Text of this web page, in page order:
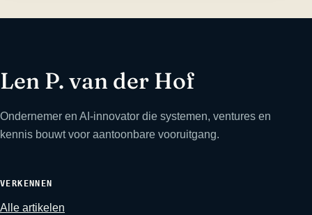
Len P. van der Hof
Ondernemer en AI-innovator die systemen, ventures en
kennis bouwt voor aantoonbare vooruitgang.
VERKENNEN
Alle artikelen